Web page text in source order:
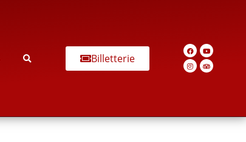
Billetterie